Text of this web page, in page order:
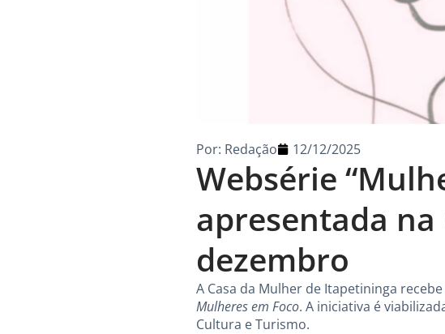
Websérie
apresentada na
dezembro
Por: Redação 12/12/2025
A Casa da Mulher de Itapetininga
Mulheres em Foco. A iniciativa é
Cultura e Turismo.